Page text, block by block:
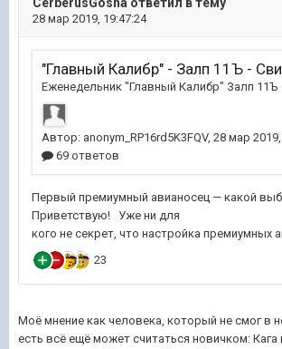
Моё мнение как человека, который не смог в
есть всё ещё может считаться новичком: Кага